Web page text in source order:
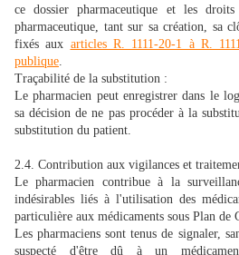
ce dossier pharmaceutique et les
pharmaceutique, tant sur sa création, sa
fixés aux articles R. 1111-20-1 à R.
publique
Traçabilité de la substitution :
Le pharmacien peut enregistrer dans le
sa décision de ne pas procéder à la
substitution du patient.
2.4. Contribution aux vigilances et
Le pharmacien contribue à la
indésirables liés à l'utilisation des
particulière aux médicaments sous Plan de
Les pharmaciens sont tenus de signaler,
suspecté d'être dû à un